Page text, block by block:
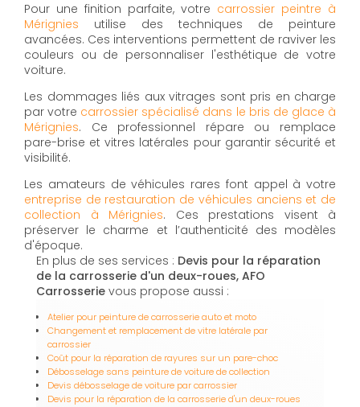
Pour une finition parfaite, votre carrossier peintre à
Mérignies utilise des techniques de peinture
avancées. Ces interventions permettent de raviver les
couleurs ou de personnaliser l'esthétique de votre
voiture.
Les dommages liés aux vitrages sont pris en charge
par votre carrossier spécialisé dans le bris de glace à
Mérignies. Ce professionnel répare ou remplace
pare-brise et vitres latérales pour garantir sécurité et
visibilité.
Les amateurs de véhicules rares font appel à votre
entreprise de restauration de véhicules anciens et de
collection à Mérignies. Ces prestations visent à
préserver le charme et l’authenticité des modèles
d'époque.
En plus de ses services : Devis pour la réparation
de la carrosserie d'un deux-roues, AFO
Carrosserie vous propose aussi :
Atelier pour peinture de carrosserie auto et moto
Changement et remplacement de vitre latérale par
carrossier
Coût pour la réparation de rayures sur un pare-choc
Débosselage sans peinture de voiture de collection
Devis débosselage de voiture par carrossier
Devis pour la réparation de la carrosserie d'un deux-roues